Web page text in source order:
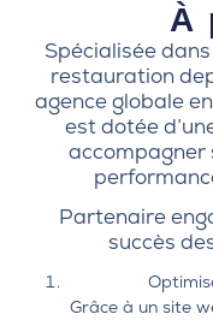
À
Spécialisée
restauration
agence globale
est dotée
accompagner
Partenaire
succès
Grâce à un site